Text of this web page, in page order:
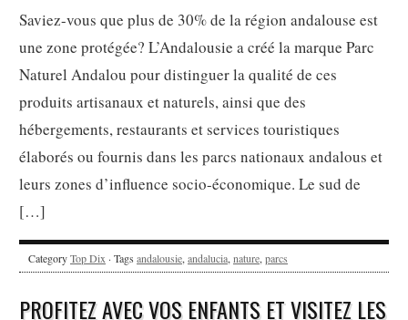
Saviez-vous que plus de 30% de la région andalouse est
une zone protégée? L’Andalousie a créé la marque Parc
Naturel Andalou pour distinguer la qualité de ces
produits artisanaux et naturels, ainsi que des
hébergements, restaurants et services touristiques
élaborés ou fournis dans les parcs nationaux andalous et
leurs zones d’influence socio-économique. Le sud de
[…]
CategoryTop Dix · Tags andalousie, andalucia, nature, parcs
PROFITEZ AVEC VOS ENFANTS ET VISITEZ LES